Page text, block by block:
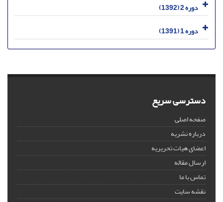
دوره 2 (1392)
دوره 1 (1391)
دسترسی سریع
صفحه اصلی
درباره نشریه
اعضای هیات تحریریه
ارسال مقاله
تماس با ما
نقشه سایت